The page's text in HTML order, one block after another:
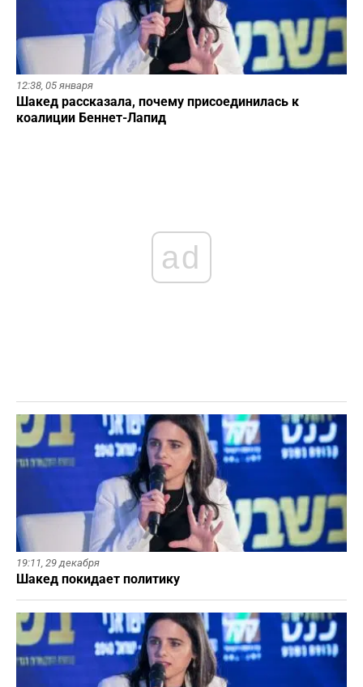
12:38, 05 января
Шакед рассказала, почему присоединилась к
коалиции Беннет-Лапид
ad
19:11, 29 декабря
Шакед покидает политику